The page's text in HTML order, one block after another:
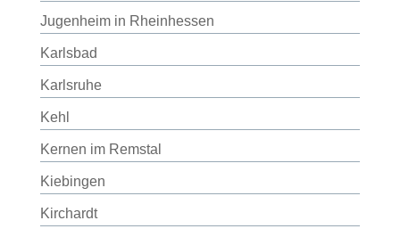
Jugenheim in Rheinhessen
Karlsbad
Karlsruhe
Kehl
Kernen im Remstal
Kiebingen
Kirchardt